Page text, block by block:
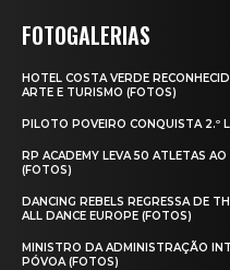
FOTOGALERIAS
HOTEL COSTA VERDE
ARTE E TURISMO (FOTOS)
PILOTO POVEIRO CONQUISTA 2.º
RP ACADEMY LEVA 50 ATLETAS
(FOTOS)
DANCING REBELS REGRESSA DE
ALL DANCE EUROPE (FOTOS)
MINISTRO DA ADMINISTRAÇÃO
PÓVOA (FOTOS)